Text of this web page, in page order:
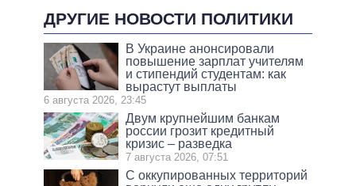
ДРУГИЕ НОВОСТИ ПОЛИТИКИ
В Украине анонсировали
повышение зарплат учителям
и стипендий студентам: как
вырастут выплаты
6 августа 2026, 23:45
Двум крупнейшим банкам
россии грозит кредитный
кризис – разведка
7 августа 2026, 07:51
С оккупированных территорий